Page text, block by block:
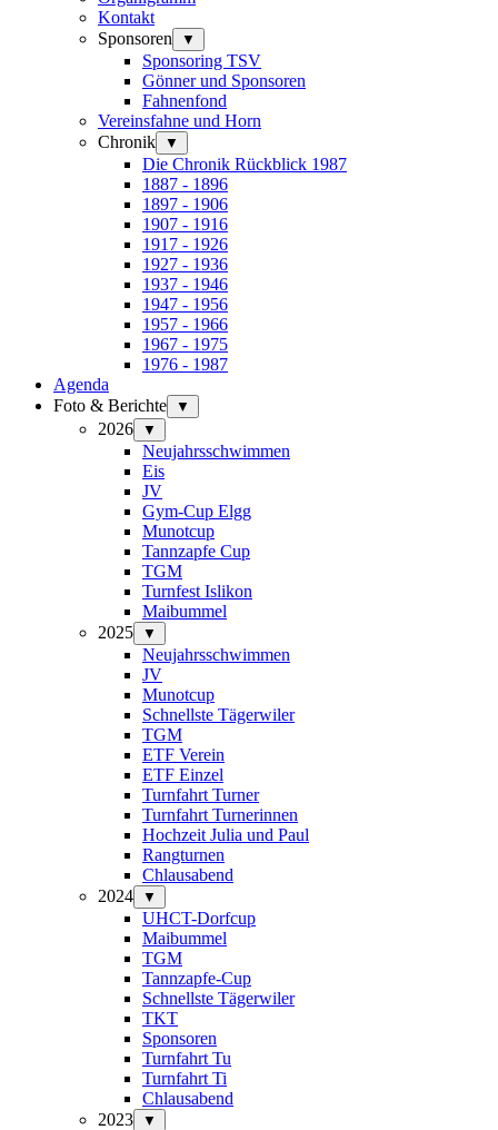
Kontakt
Sponsoren
▼
Sponsoring TSV
Gönner und Sponsoren
Fahnenfond
Vereinsfahne und Horn
Chronik
▼
Die Chronik Rückblick 1987
1887 - 1896
1897 - 1906
1907 - 1916
1917 - 1926
1927 - 1936
1937 - 1946
1947 - 1956
1957 - 1966
1967 - 1975
1976 - 1987
Agenda
Foto & Berichte
▼
2026 ▼
Neujahrsschwimmen
Eis
JV
Gym-Cup Elgg
Munotcup
Tannzapfe Cup
TGM
Turnfest Islikon
Maibummel
2025
▼
Neujahrsschwimmen
JV
Munotcup
Schnellste Tägerwiler
TGM
ETF Verein
ETF Einzel
Turnfahrt Turner
Turnfahrt Turnerinnen
Hochzeit Julia und Paul
Rangturnen
Chlausabend
2024
▼
UHCT-Dorfcup
Maibummel
TGM
Tannzapfe-Cup
Schnellste Tägerwiler
TKT
Sponsoren
Turnfahrt Tu
Turnfahrt Ti
Chlausabend
2023
▼